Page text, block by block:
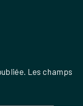
Les champs